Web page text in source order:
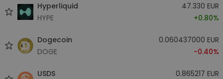
Hyperliquid
HYPE
47.330 EUR
+0.80%
Dogecoin
DOGE
0.060437000 EUR
-0.40%
USDS
0.865217 EUR